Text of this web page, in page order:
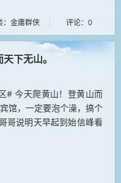
：金庸群侠 评论：0
下无山。
# 今天爬黄山！登黄山而
馆，一定要泡个澡，搞个
哥说明天早起到始信峰看